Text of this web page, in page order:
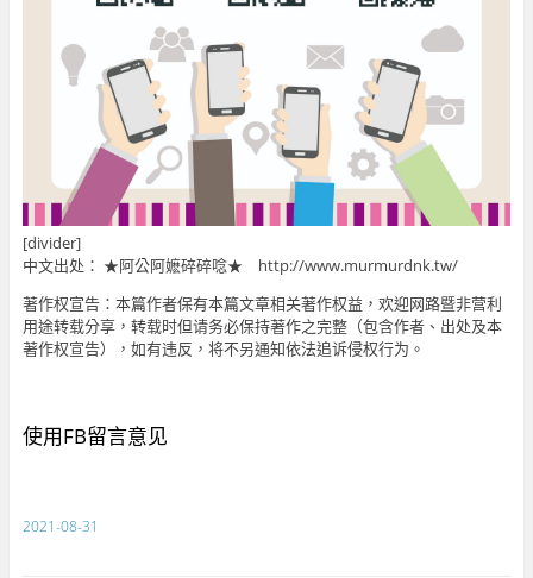
[divider]
中文出处： ★阿公阿嬷碎碎唸★ http://www.murmurdnk.tw/
著作权宣告：本篇作者保有本篇文章相关著作权益，欢迎网路暨非营利
用途转载分享，转载时但请务必保持著作之完整（包含作者、出处及本
著作权宣告），如有违反，将不另通知依法追诉侵权行为。
使用FB留言意见
2021-08-31